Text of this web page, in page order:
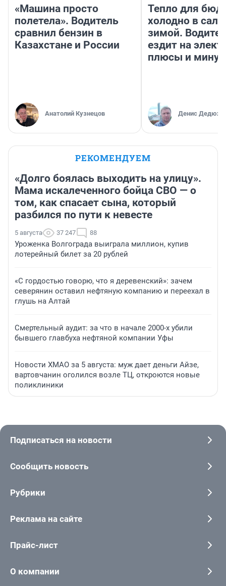
«Машина просто
полетела». Водитель
сравнил бензин в
Казахстане и России
Анатолий Кузнецов
Тепло для
холодно в
зимой.
ездит на
плюсы и
Денис
РЕКОМЕНДУЕМ
«Долго боялась выходить на улицу».
Мама искалеченного бойца СВО — о
том, как спасает сына, который
разбился по пути к невесте
5 августа 37 247 88
Уроженка Волгограда выиграла миллион, купив
лотерейный билет за 20 рублей
«С гордостью говорю, что я деревенский»: зачем
северянин оставил нефтяную компанию и переехал в
глушь на Алтай
Смертельный аудит: за что в начале 2000-х убили
бывшего главбуха нефтяной компании Уфы
Новости ХМАО за 5 августа: муж дает деньги Айзе,
вартовчанин оголился возле ТЦ, откроются новые
поликлиники
Подписаться на новости
Сообщить новость
Рубрики
Реклама на сайте
Прайс-лист
О компании